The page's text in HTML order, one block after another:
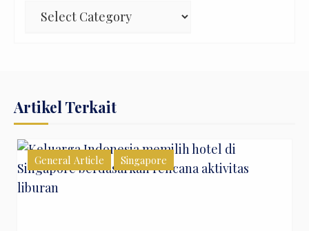
Pencarian
Artikel Terkait
General Article Singapore